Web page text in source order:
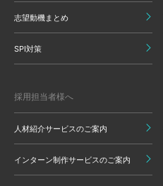
志望動機まとめ
SPI対策
採用担当者様へ
人材紹介サービスのご案内
インターン制作サービスのご案内